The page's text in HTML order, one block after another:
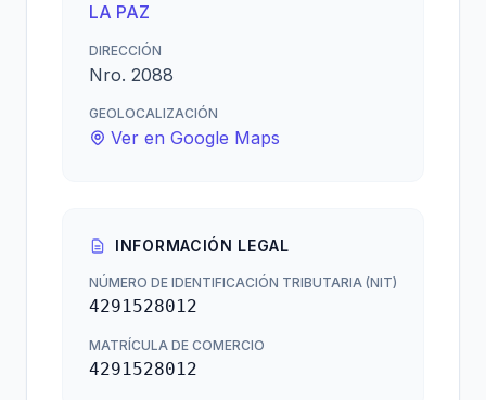
LA PAZ
DIRECCIÓN
Nro. 2088
GEOLOCALIZACIÓN
Ver en Google Maps
INFORMACIÓN LEGAL
NÚMERO DE IDENTIFICACIÓN TRIBUTARIA (NIT)
4291528012
MATRÍCULA DE COMERCIO
4291528012